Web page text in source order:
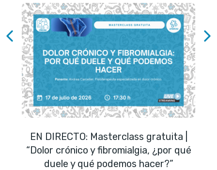
EN DIRECTO: Masterclass gratuita |
“Dolor crónico y fibromialgia, ¿por qué
duele y qué podemos hacer?”